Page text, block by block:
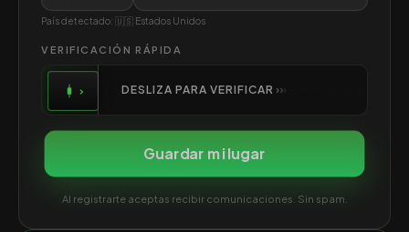
País detectado: 🇺🇸 Estados Unidos
VERIFICACIÓN RÁPIDA
DESLIZA PARA VERIFICAR ››
›
Guardar mi lugar
Al registrarte aceptas recibir comunicaciones. Sin spam.